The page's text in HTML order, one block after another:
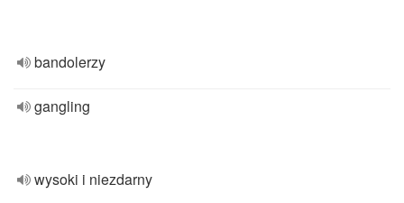
bandolerzy
gangling
wysoki i niezdarny